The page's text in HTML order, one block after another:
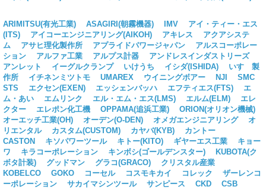
ARIMITSU(有光工業) ASAGIRI(朝霧機器) IMV
アイ・ティー・エス
(ITS)
アイコーエンジニアリング(AIKOH) アキレス
アクアシステ
ム
アサヒ理化製作所 アプライドパワージャパン
アルスコーポレー
ション
アルファ工業 アルプス計器
アンドレスインダストリーズ
アンレット
イーグルクランプ いけうち イシダ(ISHIDA)
いすゞ製
作所
イチネンミツトモ UMAREX ウイニングボアー NJI
SMC
STS
エクセン(EXEN) エッシェンバッハ エフティエス(FTS)
エ
ム・あい
エムリンク エル・エム・エス(LMS) エルム(ELM)
エレ
クター
エレポン化工機 OPPAMA(追浜工業)
ORION(オリオン機械)
オーエッチ工業(OH)
オーデン(O-DEN) オメガエンジニアリング
オ
リエンタル
カスタム(CUSTOM) カヤバ(KYB)
カントー
CASTON
キソパワーツール キトー(KITO) ギヤーエス工業
キョー
ワ
キラコーポレーション キンボシ(ゴールデンスター)
KUBOTA(ク
ボタ計装)
グッドマン グラコ(GRACO)
クリスタル産業
KOBELCO
GOKO コーセル コスモキカイ コレック
ザーレンコ
ーポレーション
サカイマシンツール サンピース CKD CSB